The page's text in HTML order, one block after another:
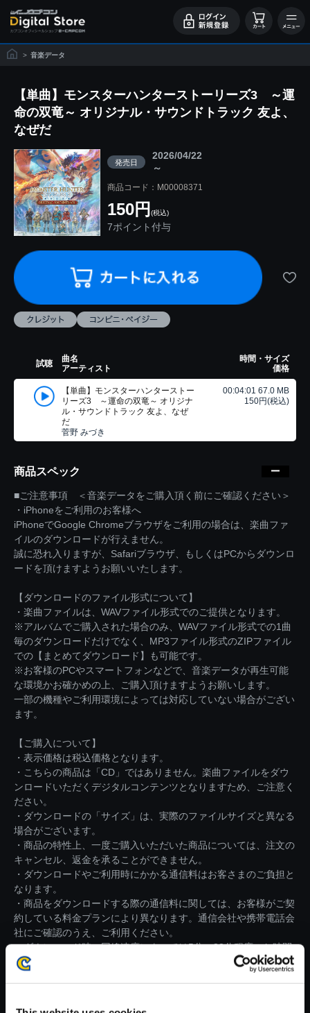
> 音楽データ
【単曲】モンスターハンターストーリーズ3 ～運
命の双竜～ オリジナル・サウンドトラック 友よ、
なぜだ
発売日
2026/04/22
～
商品コード：M00008371
150円 (税込)
7ポイント付与
試聴
曲名
アーティスト
時間・サイズ
価格
【単曲】モンスターハンターストー
リーズ3 ～運命の双竜～ オリジナ
ル・サウンドトラック 友よ、なぜ
だ
菅野 みづき
00:04:01 67.0 MB
150円(税込)
商品スペック
■ご注意事項 ＜音楽データをご購入頂く前にご確認ください＞
・iPhoneをご利用のお客様へ
iPhoneでGoogle Chromeブラウザをご利用の場合は、楽曲ファ
イルのダウンロードが行えません。
誠に恐れ入りますが、Safariブラウザ、もしくはPCからダウンロ
ードを頂けますようお願いいたします。
【ダウンロードのファイル形式について】
・楽曲ファイルは、WAVファイル形式でのご提供となります。
※アルバムでご購入された場合のみ、WAVファイル形式での1曲
毎のダウンロードだけでなく、MP3ファイル形式のZIPファイル
での【まとめてダウンロード】も可能です。
※お客様のPCやスマートフォンなどで、音楽データが再生可能
な環境かお確かめの上、ご購入頂けますようお願いします。
一部の機種やご利用環境によっては対応していない場合がござい
ます。
【ご購入について】
・表示価格は税込価格となります。
・こちらの商品は「CD」ではありません。楽曲ファイルをダウ
ンロードいただくデジタルコンテンツとなりますため、ご注意く
ださい。
・ダウンロードの「サイズ」は、実際のファイルサイズと異なる
場合がございます。
・商品の特性上、一度ご購入いただいた商品については、注文の
キャンセル、返金を承ることができません。
・ダウンロードやご利用時にかかる通信料はお客さまのご負担と
なります。
・商品をダウンロードする際の通信料に関しては、お客様がご契
約している料金プランにより異なります。通信会社や携帯電話会
社にご確認のうえ、ご利用ください。
・ダウンロード時、回線速度によっては5分～83分程度のお時間
がかかる場合がございます。
※ご購入いただいたファイルのダウンロードの際には、通信環境